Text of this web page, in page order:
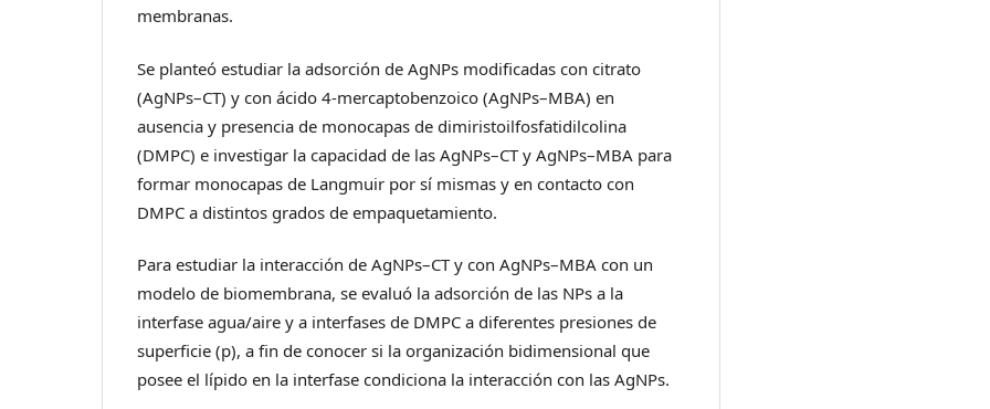
membranas.
Se planteó estudiar la adsorción de AgNPs modificadas con citrato
(AgNPs–CT) y con ácido 4-mercaptobenzoico (AgNPs–MBA) en
ausencia y presencia de monocapas de dimiristoilfosfatidilcolina
(DMPC) e investigar la capacidad de las AgNPs–CT y AgNPs–MBA para
formar monocapas de Langmuir por sí mismas y en contacto con
DMPC a distintos grados de empaquetamiento.
Para estudiar la interacción de AgNPs–CT y con AgNPs–MBA con un
modelo de biomembrana, se evaluó la adsorción de las NPs a la
interfase agua/aire y a interfases de DMPC a diferentes presiones de
superficie (p), a fin de conocer si la organización bidimensional que
posee el lípido en la interfase condiciona la interacción con las AgNPs.